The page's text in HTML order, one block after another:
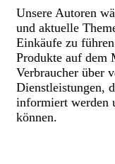
Unsere Autoren
und aktuelle
Einkäufe zu
Produkte auf dem
Verbraucher über
Dienstleistungen,
informiert werden
können.